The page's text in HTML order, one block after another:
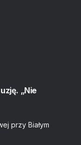
„Nie